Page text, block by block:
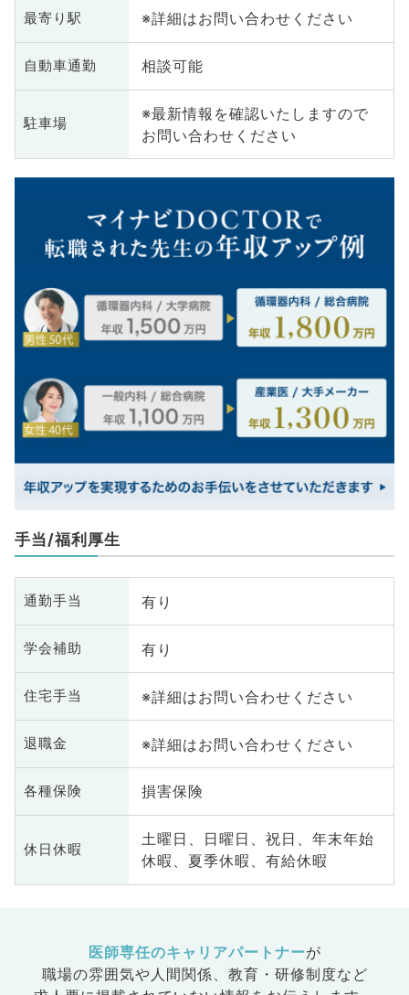
最寄り駅 ※詳細はお問い合わせください
自動車通勤 相談可能
駐車場
※最新情報を確認いたしますので
お問い合わせください
手当/福利厚生
通勤手当 有り
学会補助 有り
住宅手当 ※詳細はお問い合わせください
退職金 ※詳細はお問い合わせください
各種保険 損害保険
休日休暇
土曜日、日曜日、祝日、年末年始
休暇、夏季休暇、有給休暇
医師専任のキャリアパートナーが
職場の雰囲気や人間関係、 教育・研修制度など